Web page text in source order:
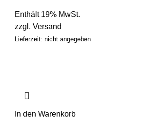
Enthält 19% MwSt.
zzgl. Versand
Lieferzeit: nicht angegeben
In den Warenkorb